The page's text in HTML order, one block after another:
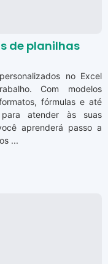
de planilhas
no Excel
Com modelos
fórmulas e até
atender às suas
aprenderá passo a
...